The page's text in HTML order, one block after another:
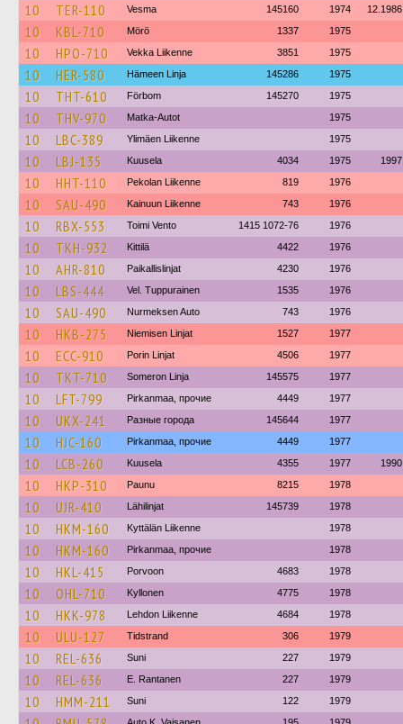
10 TER-110 Vesma 145160 1974 12.1986
10 KBL-710 Mörö 1337 1975
10 HPO-710 Vekka Liikenne 3851 1975
10 HER-580 Hämeen Linja 145286 1975
10 THT-610 Förbom 145270 1975
10 THV-970 Matka-Autot 1975
10 LBC-389 Ylimäen Liikenne 1975
10 LBJ-135 Kuusela 4034 1975 1997
10 HHT-110 Pekolan Liikenne 819 1976
10 SAU-490 Kainuun Liikenne 743 1976
10 RBX-553 Toimi Vento 1415 1072-76 1976
10 TKH-932 Kittilä 4422 1976
10 AHR-810 Paikallislinjat 4230 1976
10 LBS-444 Vel. Tuppurainen 1535 1976
10 SAU-490 Nurmeksen Auto 743 1976
10 HKB-275 Niemisen Linjat 1527 1977
10 ECC-910 Porin Linjat 4506 1977
10 TKT-710 Someron Linja 145575 1977
10 LFT-799 Pirkanmaa, прочие 4449 1977
10 UKX-241 Разные города 145644 1977
10 HJC-160 Pirkanmaa, прочие 4449 1977
10 LCB-260 Kuusela 4355 1977 1990
10 HKP-310 Paunu 8215 1978
10 UJR-410 Lähilinjat 145739 1978
10 HKM-160 Kyttälän Liikenne 1978
10 HKM-160 Pirkanmaa, прочие 1978
10 HKL-415 Porvoon 4683 1978
10 OHL-710 Kyllonen 4775 1978
10 HKK-978 Lehdon Liikenne 4684 1978
10 ULU-127 Tidstrand 306 1979
10 REL-636 Suni 227 1979
10 REL-636 E. Rantanen 227 1979
10 HMM-211 Suni 122 1979